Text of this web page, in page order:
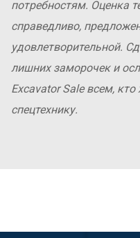
потребностям. Оценка
справедливо,
удовлетворительной.
лишних заморочек и
Excavator Sale всем,
спецтехнику.